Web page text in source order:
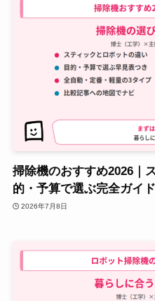
掃除機のおすすめ2026｜
的・予算で選ぶ完全ガイ
2026年7月8日